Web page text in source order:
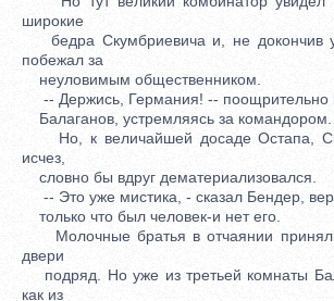
широкие
бедра Скумбриевича и, не докончив
побежал за
неуловимым общественником.
-- Держись, Германия! -- поощрительно
Балаганов, устремляясь за командором.
Но, к величайшей досаде Остапа,
исчез,
словно бы вдруг дематериализовался.
-- Это уже мистика, - сказал Бендер,
только что был человек-и нет его.
Молочные братья в отчаянии
двери
подряд. Но уже из третьей комнаты
как из